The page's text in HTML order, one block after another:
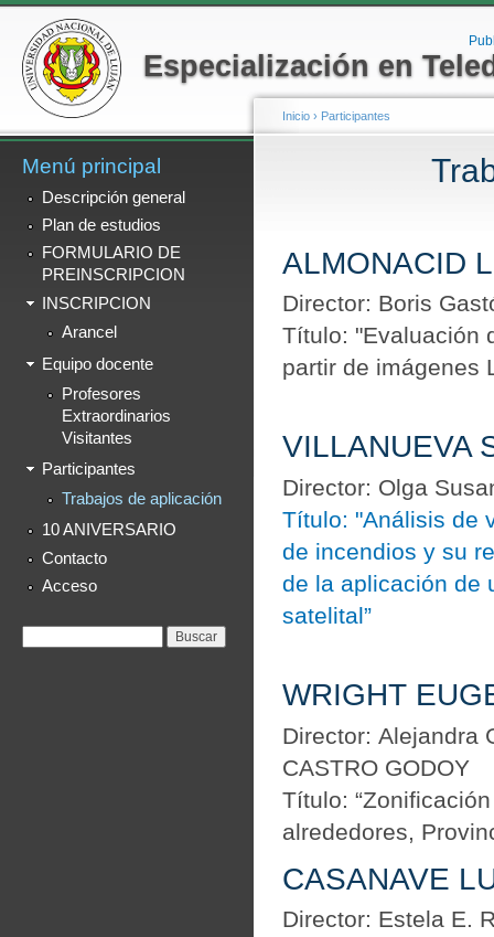
Especialización en
Menú secundario
Menú principal
Descripción general
Plan de estudios
FORMULARIO DE
PREINSCRIPCION
INSCRIPCION
Arancel
Equipo docente
Profesores
Extraordinarios
Visitantes
Participantes
Trabajos de aplicación
10 ANIVERSARIO
Contacto
Acceso
Se encuentra usted
Inicio › Participantes
ALMONACID
Director: Boris
Título: "Evaluación
partir de imágenes
VILLANUEVA
Director: Olga
Título: "Análisis de
de incendios y su
de la aplicación de
satelital”
WRIGHT
Director: Alejandra
CASTRO GODOY
Título:
alrededores,
CASANAVE
Director: Estela E.